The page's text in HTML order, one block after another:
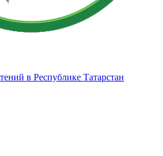
в Республике Татарстан